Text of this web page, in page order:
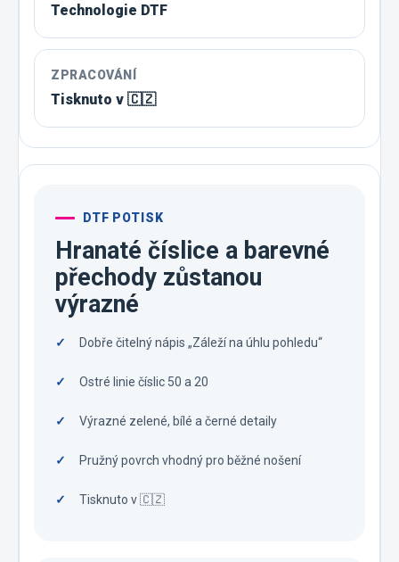
Technologie DTF
ZPRACOVÁNÍ
Tisknuto v 🇨🇿
DTF POTISK
Hranaté číslice a barevné
přechody zůstanou
výrazné
Dobře čitelný nápis „Záleží na úhlu pohledu“
Ostré linie číslic 50 a 20
Výrazné zelené, bílé a černé detaily
Pružný povrch vhodný pro běžné nošení
Tisknuto v 🇨🇿